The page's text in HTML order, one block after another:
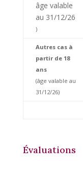
âge valable
au 31/12/26
)
Autres cas à
partir de 18
ans
(âge valable au
31/12/26)
Évaluations